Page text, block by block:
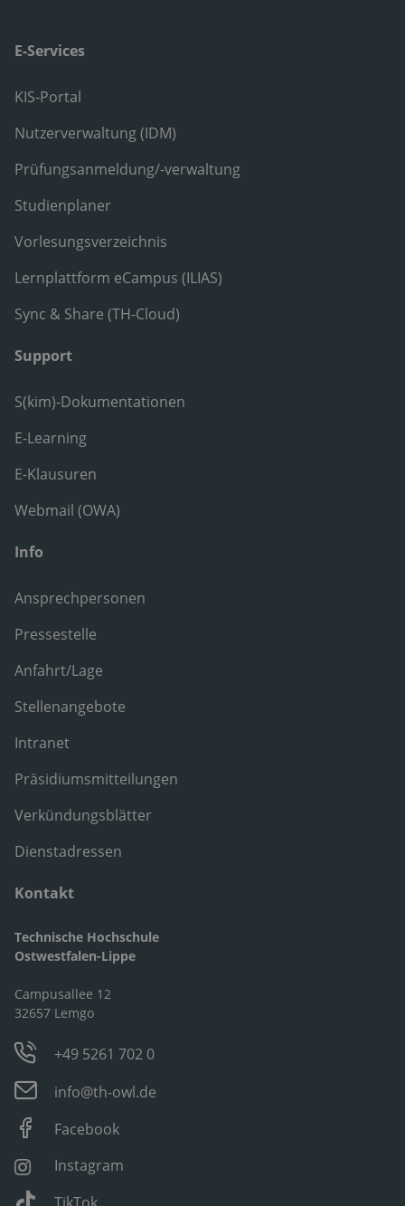
E-Services
KIS-Portal
Nutzerverwaltung (IDM)
Prüfungsanmeldung/-verwaltung
Studienplaner
Vorlesungsverzeichnis
Lernplattform eCampus (ILIAS)
Sync & Share (TH-Cloud)
Support
S(kim)-Dokumentationen
E-Learning
E-Klausuren
Webmail (OWA)
Info
Ansprechpersonen
Pressestelle
Anfahrt/Lage
Stellenangebote
Intranet
Präsidiumsmitteilungen
Verkündungsblätter
Dienstadressen
Kontakt
Technische Hochschule
Ostwestfalen-Lippe
Campusallee 12
32657 Lemgo
+49 5261 702 0
info@th-owl.de
Facebook
Instagram